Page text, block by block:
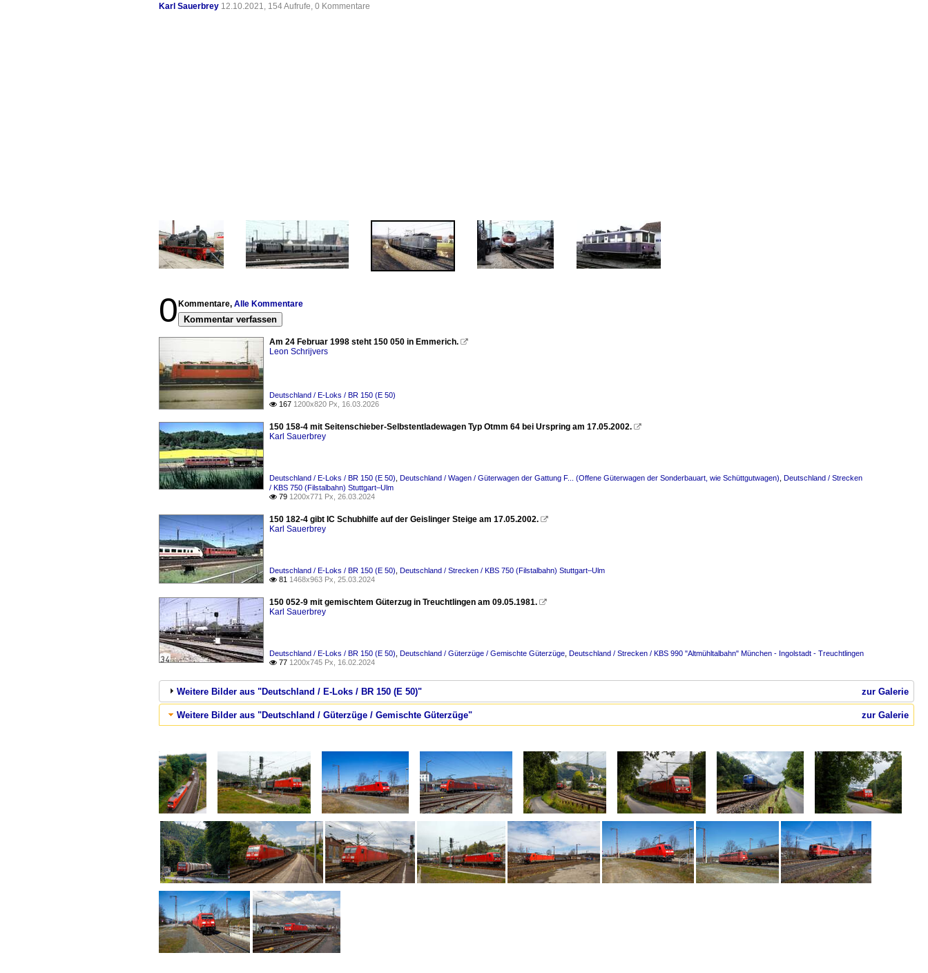
Karl Sauerbrey 12.10.2021, 154 Aufrufe, 0 Kommentare
0 Kommentare, Alle Kommentare
Kommentar verfassen
Am 24 Februar 1998 steht 150 050 in Emmerich. 
Leon Schrijvers
Deutschland / E-Loks / BR 150 (E 50)
 167 1200x820 Px, 16.03.2026
150 158-4 mit Seitenschieber-Selbstentladewagen Typ Otmm 64 bei Urspring am 17.05.2002. 
Karl Sauerbrey
Deutschland / E-Loks / BR 150 (E 50) Deutschland / Wagen / Güterwagen der Gattung F... (Offene Güterwagen der Sonderbauart, wie Schüttgutwagen) Deutschland / Strecken
/ KBS 750 (Filstalbahn) Stuttgart–Ulm
 79 1200x771 Px, 26.03.2024
150 182-4 gibt IC Schubhilfe auf der Geislinger Steige am 17.05.2002. 
Karl Sauerbrey
Deutschland / E-Loks / BR 150 (E 50) Deutschland / Strecken / KBS 750 (Filstalbahn) Stuttgart–Ulm
 81 1468x963 Px, 25.03.2024
150 052-9 mit gemischtem Güterzug in Treuchtlingen am 09.05.1981. 
Karl Sauerbrey
Deutschland / E-Loks / BR 150 (E 50) Deutschland / Güterzüge / Gemischte Güterzüge Deutschland / Strecken / KBS 990 "Altmühltalbahn" München - Ingolstadt - Treuchtlingen
 77 1200x745 Px, 16.02.2024
zur Galerie
Weitere Bilder aus "Deutschland / E-Loks / BR 150 (E 50)"
zur Galerie
Weitere Bilder aus "Deutschland / Güterzüge / Gemischte Güterzüge"